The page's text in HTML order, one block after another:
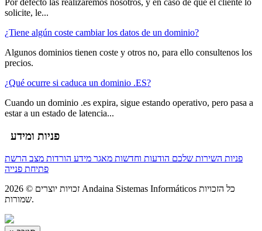
Por defecto las realizaremos nosotros, y en caso de que el cliente lo
solicite, le...
¿Tiene algún coste cambiar los datos de un dominio?
Algunos dominios tienen coste y otros no, para ello consultenos los
precios.
¿Qué ocurre si caduca un dominio .ES?
Cuando un dominio .es expira, sigue estando operativo, pero pasa a
estar a un estado de latencia...
פניות ומידע
פניות השירות שלכם הודעות וחדשות מאגר מידע הורדות מצב הרשת
פתיחת פנייה
זכויות יוצרים © 2026 Andaina Sistemas Informáticos כל הזכויות
שמורות.